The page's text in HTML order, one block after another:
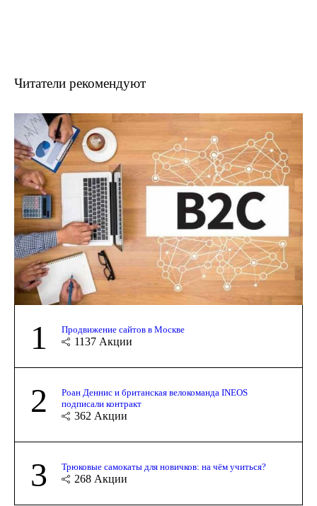
Читатели рекомендуют
1 Продвижение сайтов в Москве
1137 Акции
2
Роан Деннис и британская велокоманда INEOS
подписали контракт
362 Акции
3 Трюковые самокаты для новичков: на чём учиться?
268 Акции